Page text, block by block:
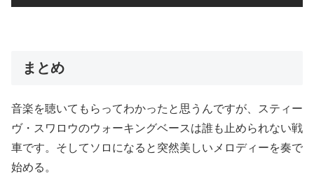
まとめ
音楽を聴いてもらってわかったと思うんですが、スティー
ヴ・スワロウのウォーキングベースは誰も止められない戦
車です。そしてソロになると突然美しいメロディーを奏で
始める。